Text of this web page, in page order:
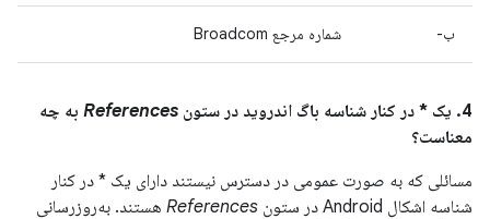
ب- شماره مرجع Broadcom
4. یک * در کنار شناسه باگ اندروید در ستون References به چه
معناست؟
مسائلی که به صورت عمومی در دسترس نیستند دارای یک * در کنار
شناسه اشکال Android در ستون
References هستند. به‌روزرسانی